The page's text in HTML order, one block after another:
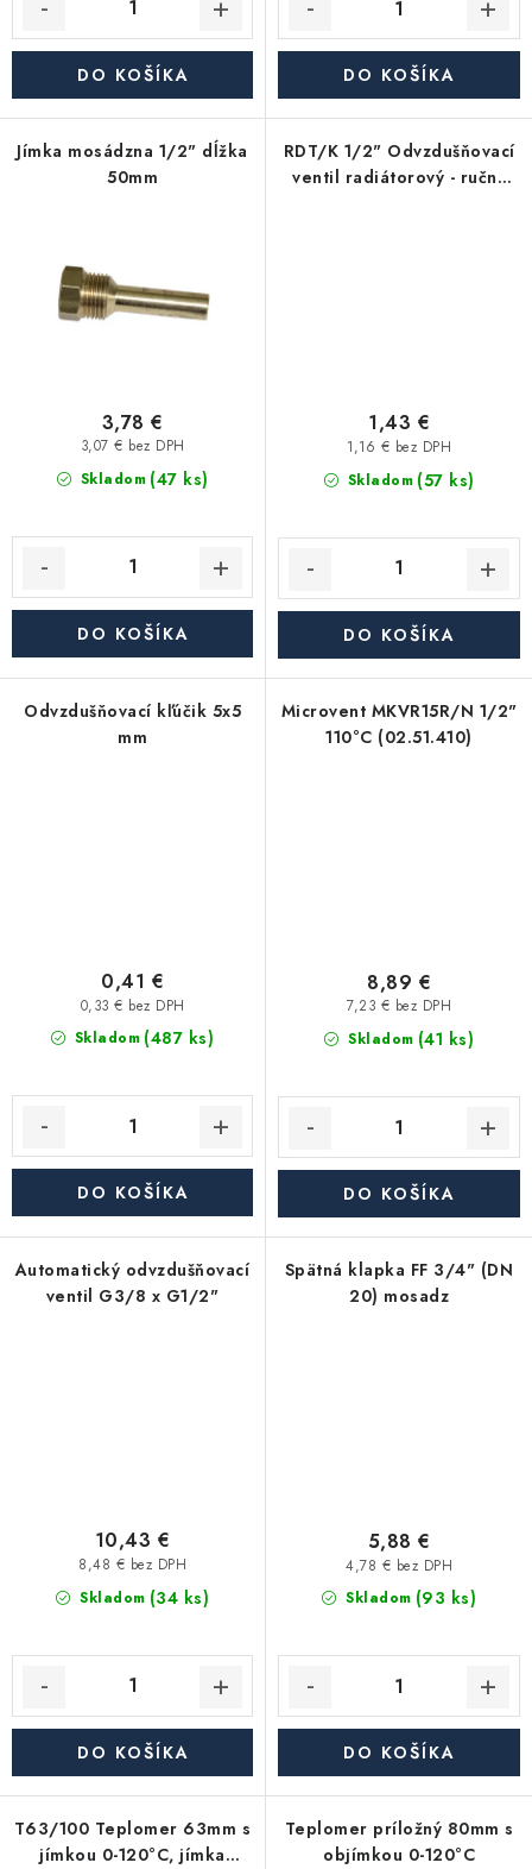
DO KOŠÍKA DO KOŠÍKA
Jímka mosádzna 1/2" dĺžka
50mm
Skladom (47 ks)
3,07 € bez DPH
3,78 €
DO KOŠÍKA
RDT/K 1/2" Odvzdušňovací
ventil radiátorový - ručný
Skladom (57 ks)
1,16 € bez DPH
1,43 €
DO KOŠÍKA
Odvzdušňovací kľúčik 5x5
mm
Skladom (487 ks)
0,33 € bez DPH
0,41 €
DO KOŠÍKA
Microvent MKVR15R/N 1/2"
110°C (02.51.410)
Skladom (41 ks)
7,23 € bez DPH
8,89 €
DO KOŠÍKA
Automatický odvzdušňovací
ventil G3/8 x G1/2"
Skladom (34 ks)
8,48 € bez DPH
10,43 €
DO KOŠÍKA
Spätná klapka FF 3/4" (DN
20) mosadz
Skladom (93 ks)
4,78 € bez DPH
5,88 €
DO KOŠÍKA
T63/100 Teplomer 63mm s
jímkou 0-120°C, jímka
Teplomer príložný 80mm s
objímkou 0-120°C